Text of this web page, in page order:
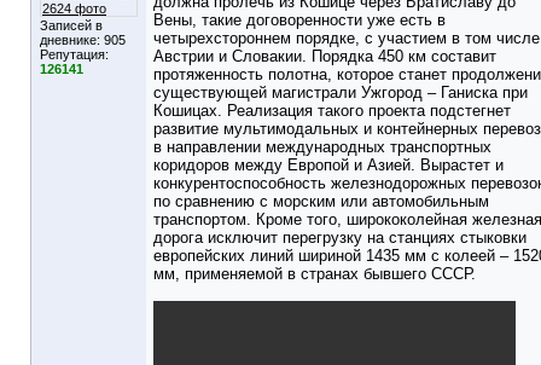
2624 фото
Записей в
дневнике: 905
Репутация:
126141
Вены, такие договоренности уже есть в
четырехстороннем порядке, с участием в том числе
Австрии и Словакии. Порядка 450 км составит
протяженность полотна, которое станет
существующей магистрали Ужгород – Ганиска при
Кошицах. Реализация такого проекта подстегнет
развитие мультимодальных и контейнерных
в направлении международных транспортных
коридоров между Европой и Азией. Вырастет и
конкурентоспособность железнодорожных
по сравнению с морским или автомобильным
транспортом. Кроме того, ширококолейная железная
дорога исключит перегрузку на станциях стыковки
европейских линий шириной 1435 мм с колеей –
мм, применяемой в странах бывшего СССР.